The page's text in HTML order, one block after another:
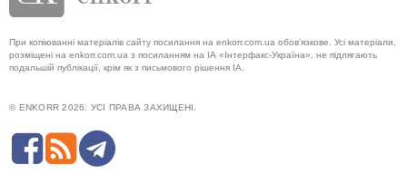
При копіюванні матеріалів сайту посилання на enkorr.com.ua обов'язкове. Усі матеріали,
розміщені на enkorr.com.ua з посиланням на ІА «Інтерфакс-Україна», не підлягають
подальшій публікації, крім як з письмового рішення ІА.
© ENKORR 2026. УСІ ПРАВА ЗАХИЩЕНІ.